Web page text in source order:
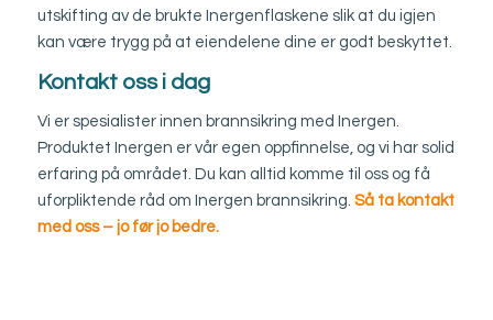
utskifting av de brukte Inergenflaskene slik at du igjen
kan være trygg på at eiendelene dine er godt beskyttet.
Kontakt oss i dag
Vi er spesialister innen brannsikring med Inergen.
Produktet Inergen er vår egen oppfinnelse, og vi har solid
erfaring på området. Du kan alltid komme til oss og få
uforpliktende råd om Inergen brannsikring. Så ta kontakt
med oss – jo før jo bedre.